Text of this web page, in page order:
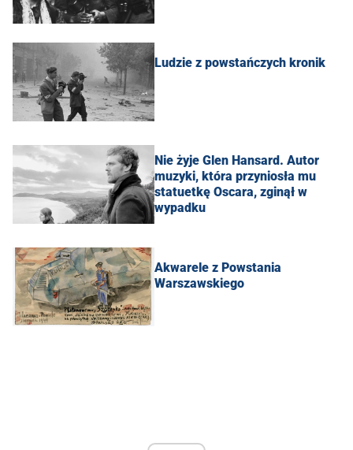
Ludzie z powstańczych kronik
Nie żyje Glen Hansard. Autor
muzyki, która przyniosła mu
statuetkę Oscara, zginął w
wypadku
Akwarele z Powstania
Warszawskiego